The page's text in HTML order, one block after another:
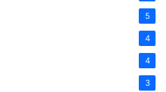
5
4
4
3